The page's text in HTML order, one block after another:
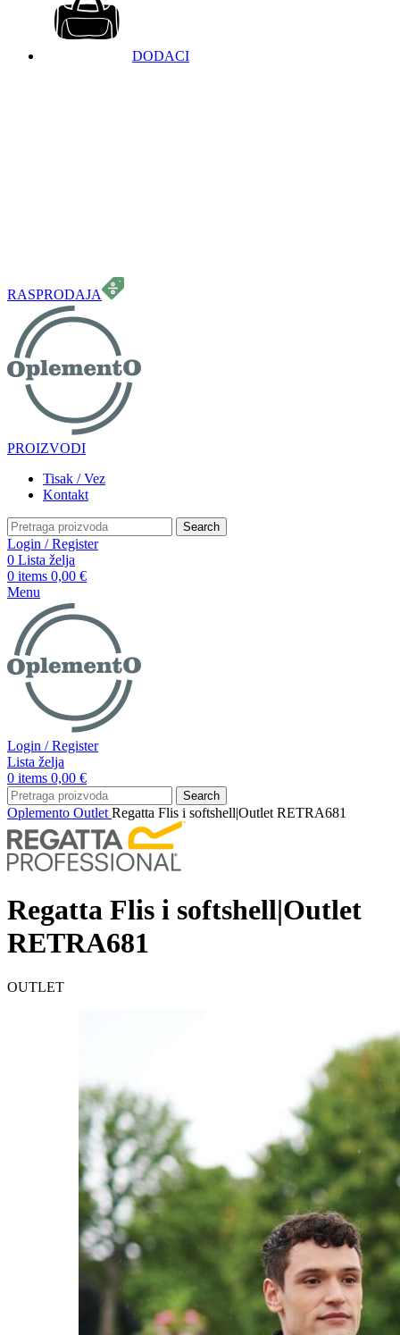
DODACI
RASPRODAJA
PROIZVODI
Tisak / Vez
Kontakt
Search
Login / Register
0 Lista želja
0 items 0,00 €
Menu
Login / Register
Lista želja
0 items 0,00 €
Search
Oplemento Outlet Regatta Flis i softshell|Outlet RETRA681
Regatta Flis i softshell|Outlet
RETRA681
OUTLET